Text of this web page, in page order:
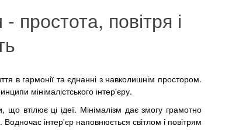
простота, повітря і
в гармонії та єднанні з навколишнім простором.
мінімалістського інтер'єру.
втілює ці ідеї. Мінімалізм дає змогу грамотно
інтер'єр наповнюється світлом і повітрям